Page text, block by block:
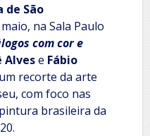
de São
na Sala Paulo
com cor e
Alvese Fábio
recorte da arte
com foco nas
brasileira da